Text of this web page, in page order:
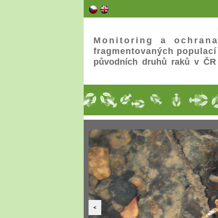
Monitoring a ochrana
fragmentovaných populací
původních druhů raků v ČR
<